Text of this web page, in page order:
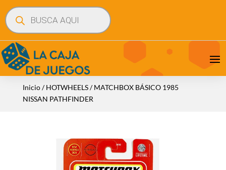
Búsqueda
de
productos
Inicio/HOTWHEELS/ MATCHBOX BÁSICO 1985
NISSAN PATHFINDER